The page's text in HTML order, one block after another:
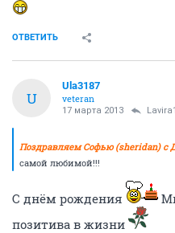
ОТВЕТИТЬ
U
Ula3187
veteran
17 марта 2013
Поздравляем Софью (sheridan)
самой любимой!!!
С днём рождения
позитива в жизни